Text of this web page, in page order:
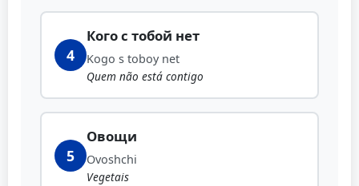
4
Кого с тобой нет
Kogo s toboy net
Quem não está contigo
5
Овощи
Ovoshchi
Vegetais